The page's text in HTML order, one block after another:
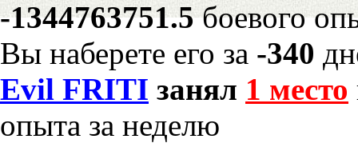
-1344763751.5боевого
Вы наберете его за -340
Evil FRITI занял 1 место
опыта за неделю